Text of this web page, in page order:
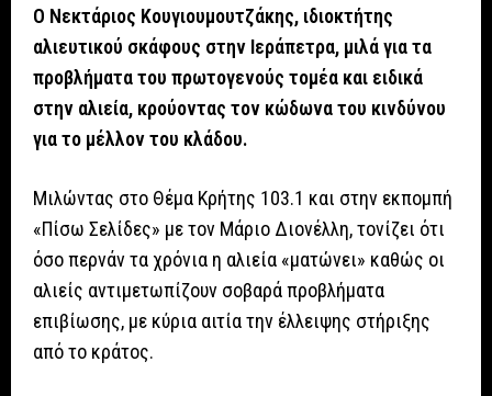
Ο Νεκτάριος Κουγιουμουτζάκης, ιδιοκτήτης
αλιευτικού σκάφους στην Ιεράπετρα, μιλά για τα
προβλήματα του πρωτογενούς τομέα και ειδικά
στην αλιεία, κρούοντας τον κώδωνα του κινδύνου
για το μέλλον του κλάδου.
Μιλώντας στο Θέμα Κρήτης 103.1 και στην εκπομπή
«Πίσω Σελίδες» με τον Μάριο Διονέλλη, τονίζει ότι
όσο περνάν τα χρόνια η αλιεία «ματώνει» καθώς οι
αλιείς αντιμετωπίζουν σοβαρά προβλήματα
επιβίωσης, με κύρια αιτία την έλλειψης στήριξης
από το κράτος.